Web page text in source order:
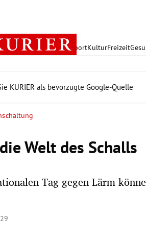
PolitikWirtschaft SportKulturFreizeit
KURIER als bevorzugte Google-Quelle
Welt des Schalls
Tag gegen Lärm